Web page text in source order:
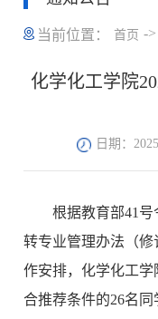
当前位置： 首页 ->
化学化工学院
日期：
根据教育部41
转专业管理办法（
作安排，化学化工学
合推荐条件的26名